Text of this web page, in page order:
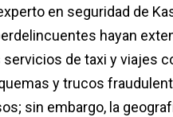
en seguridad de
hayan
servicios de taxi y viajes
y trucos
sin embargo, la